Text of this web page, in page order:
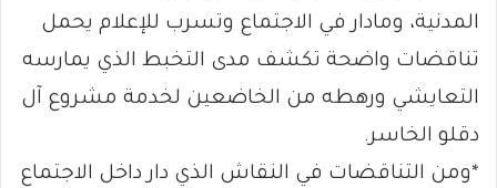
المدنية، ومادار في الاجتماع وتسرب للإعلام يحمل
تناقضات واضحة تكشف مدى التخبط الذي يمارسه
التعايشي ورهطه من الخاضعين لخدمة مشروع آل
دقلو الخاسر.
*ومن التناقضات في النقاش الذي دار داخل الاجتماع